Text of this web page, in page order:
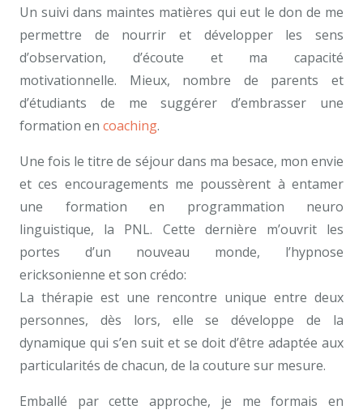
Un suivi dans maintes matières qui eut le don de me
permettre de nourrir et développer les sens
d’observation, d’écoute et ma capacité
motivationnelle. Mieux, nombre de parents et
d’étudiants de me suggérer d’embrasser une
formation en coaching.
Une fois le titre de séjour dans ma besace, mon envie
et ces encouragements me poussèrent à entamer
une formation en programmation neuro
linguistique, la PNL. Cette dernière m’ouvrit les
portes d’un nouveau monde, l’hypnose
ericksonienne et son crédo:
La thérapie est une rencontre unique entre deux
personnes, dès lors, elle se développe de la
dynamique qui s’en suit et se doit d’être adaptée aux
particularités de chacun, de la couture sur mesure.
Emballé par cette approche, je me formais en